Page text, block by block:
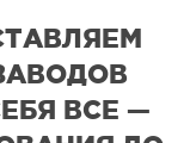
ВСЕ —